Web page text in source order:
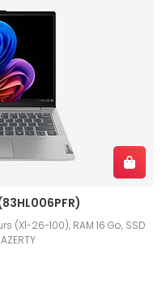
(X1-26-100), RAM 16 Go, SSD